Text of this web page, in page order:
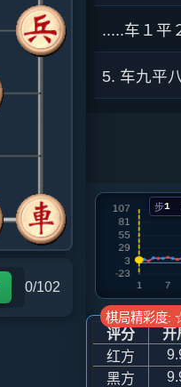
0/102
.....车１平
5. 车九平八
.....车９进
7. 炮二平
.....砲８进
8. 马四进
步1
棋局精彩
评分 开
红方
黑方